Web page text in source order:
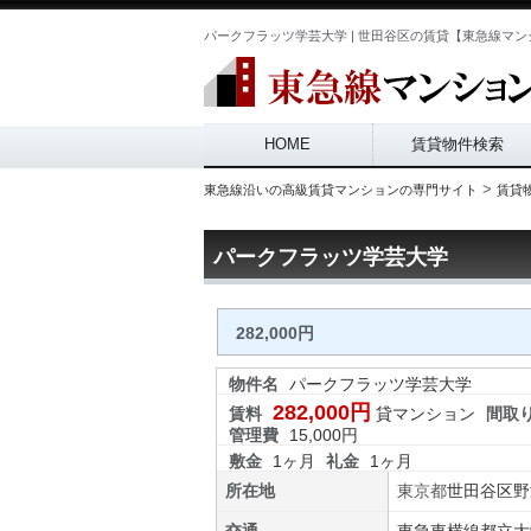
パークフラッツ学芸大学 | 世田谷区の賃貸【東急線マン
Main menu
HOME 賃貸物件検索
東急線沿いの高級賃貸マンションの専門サイト > 賃貸
パークフラッツ学芸大学
282,000円
物件名
パークフラッツ学芸大学
賃料 282,000円 貸マンション
間取り
管理費
15,000円
敷金
1ヶ月 礼金
1ヶ月
所在地
東京都世田谷区